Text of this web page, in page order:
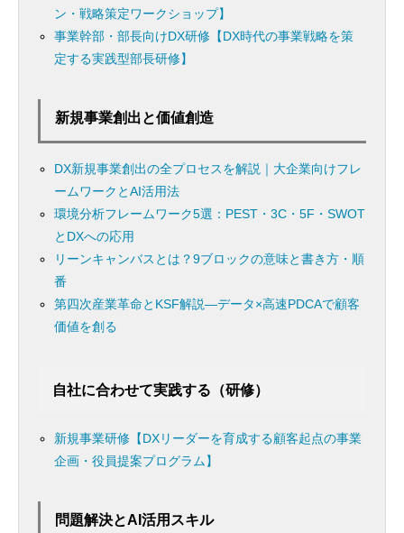
ン・戦略策定ワークショップ】
事業幹部・部長向けDX研修【DX時代の事業戦略を策
定する実践型部長研修】
新規事業創出と価値創造
DX新規事業創出の全プロセスを解説｜大企業向けフレ
ームワークとAI活用法
環境分析フレームワーク5選：PEST・3C・5F・SWOT
とDXへの応用
リーンキャンバスとは？9ブロックの意味と書き方・順
番
第四次産業革命とKSF解説―データ×高速PDCAで顧客
価値を創る
自社に合わせて実践する（研修）
新規事業研修【DXリーダーを育成する顧客起点の事業
企画・役員提案プログラム】
問題解決とAI活用スキル